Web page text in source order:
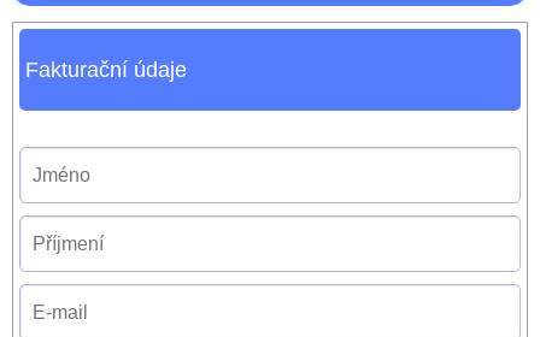
Fakturační údaje